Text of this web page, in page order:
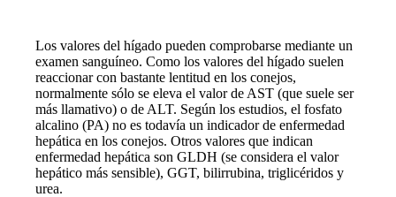
Los valores del hígado pueden comprobarse mediante un
examen sanguíneo. Como los valores del hígado suelen
reaccionar con bastante lentitud en los conejos,
normalmente sólo se eleva el valor de AST (que suele ser
más llamativo) o de ALT. Según los estudios, el fosfato
alcalino (PA) no es todavía un indicador de enfermedad
hepática en los conejos. Otros valores que indican
enfermedad hepática son GLDH (se considera el valor
hepático más sensible), GGT, bilirrubina, triglicéridos y
urea.